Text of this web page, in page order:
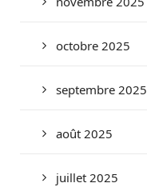
octobre 2025
septembre 2025
août 2025
juillet 2025